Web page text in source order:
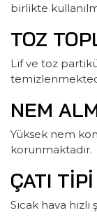
birlikte
TOZ
Lif ve toz
NEM
Yüksek nem
korunmaktadır.
ÇATI
Sıcak hava